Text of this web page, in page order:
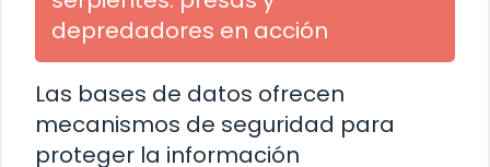
depredadores en acción
Las bases de datos ofrecen
mecanismos de seguridad para
proteger la información